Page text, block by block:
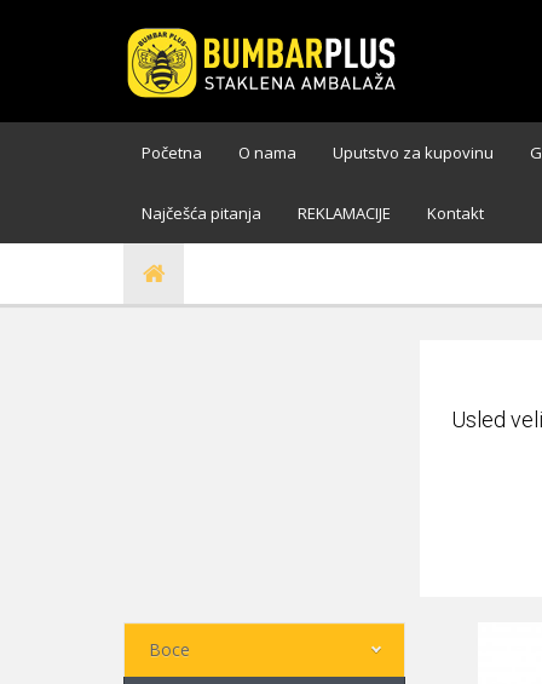
Početna O nama Uputstvo za kupovinu
Najčešća pitanja REKLAMACIJE Kontakt
Usled
Boce